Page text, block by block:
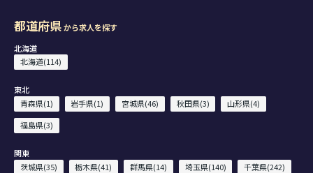
都道府県から求人を探す
北海道
北海道(114)
東北
青森県(1)
岩手県(1) 宮城県(46) 秋田県(3)
山形県(4)
福島県(3)
関東
茨城県(35)
栃木県(41) 群馬県(14) 埼玉県(140)
千葉県(242)